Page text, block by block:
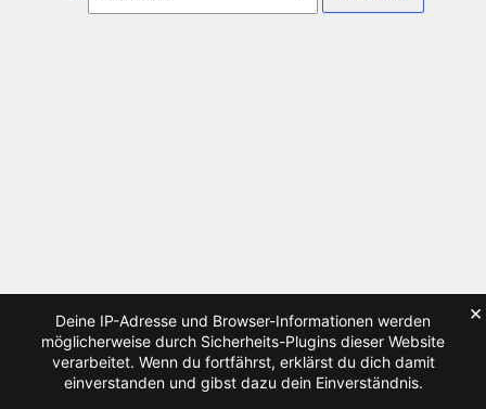
Deine IP-Adresse und Browser-Informationen werden
möglicherweise durch Sicherheits-Plugins dieser Website
verarbeitet. Wenn du fortfährst, erklärst du dich damit
einverstanden und gibst dazu dein Einverständnis.
×